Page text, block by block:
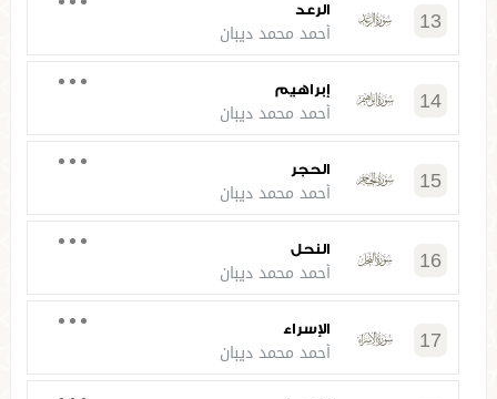
13 الرعد
أحمد محمد ديبان
14 إبراهيم
أحمد محمد ديبان
15 الحجر
أحمد محمد ديبان
16 النحل
أحمد محمد ديبان
17 الإسراء
أحمد محمد ديبان